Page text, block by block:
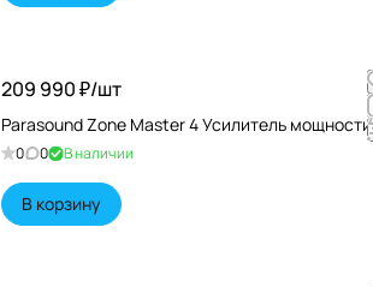
209 990 ₽/шт
Parasound Zone Master 4 Усилитель мощности
0 0 В наличии
В корзину